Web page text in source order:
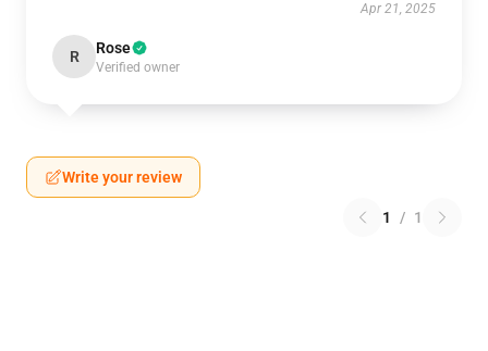
Apr 21, 2025
R Rose
Verified owner
Write your review
1 / 1